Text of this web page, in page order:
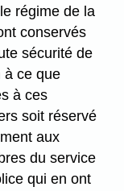
régime de la
conservés
sécurité de
à ce que
à ces
soit réservé
aux
du service
qui en ont